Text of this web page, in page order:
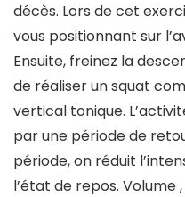
décès. Lors de cet
vous positionnant sur
Ensuite, freinez la
de réaliser un squat
vertical tonique.
par une période de
période, on réduit
l’état de repos. Volume